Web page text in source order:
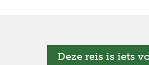
Deze reis is iets